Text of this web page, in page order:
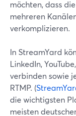
möchten, dass
mehreren
verkomplizieren.
In StreamYard
LinkedIn,
verbinden sowie
RTMP. (
die wichtigsten
meisten